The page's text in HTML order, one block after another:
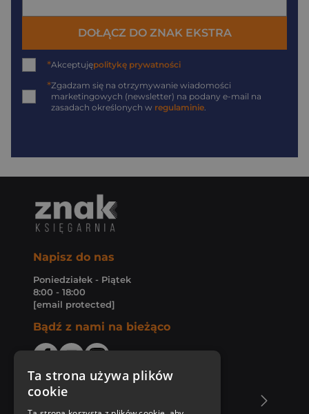
DOŁĄCZ DO ZNAK EKSTRA
*Akceptujępolitykę prywatności
*Zgadzam się na otrzymywanie wiadomości
marketingowych (newsletter) na podany e-mail na
zasadach określonych w regulaminie.
Napisz do nas
Poniedziałek - Piątek
8:00 - 18:00
[email protected]
Bądź z nami na bieżąco
Ta strona używa plików
cookie